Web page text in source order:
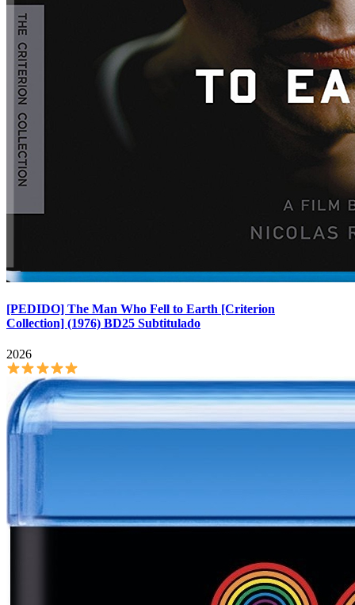
[PEDIDO] The Man Who Fell to Earth [Criterion
Collection] (1976) BD25 Subtitulado
2026